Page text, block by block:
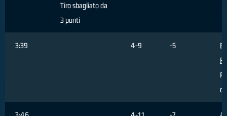
Tiro sbagliato da
3 punti
3:39 4-9 -5